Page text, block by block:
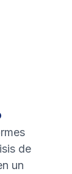
de
un